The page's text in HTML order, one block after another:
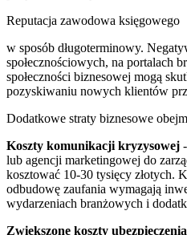
Reputacja zawodowa księgowego
w sposób długoterminowy.
społecznościowych, na portalach
społeczności biznesowej mogą
pozyskiwaniu nowych klientów
Dodatkowe straty biznesowe
Koszty komunikacji kryzysowej
lub agencji marketingowej do
kosztować 10-30 tysięcy złotych.
odbudowę zaufania wymagają
wydarzeniach branżowych i
Zwiększone koszty ubezpieczenia